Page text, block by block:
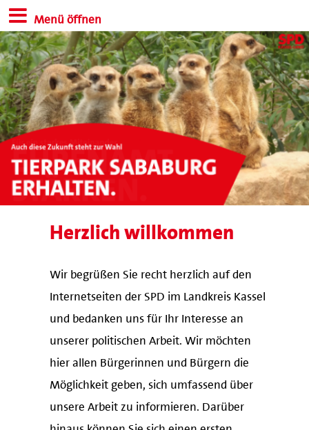
Menü öffnen
Herzlich willkommen
Wir begrüßen Sie recht herzlich auf den
Internetseiten der SPD im Landkreis Kassel
und bedanken uns für Ihr Interesse an
unserer politischen Arbeit. Wir möchten
hier allen Bürgerinnen und Bürgern die
Möglichkeit geben, sich umfassend über
unsere Arbeit zu informieren. Darüber
hinaus können Sie sich einen ersten